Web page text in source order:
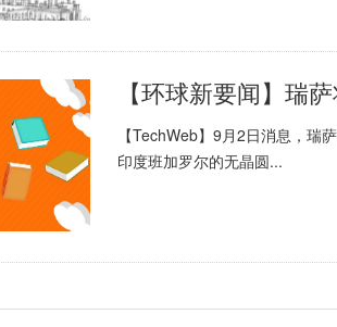
【TechWeb】9月2日消息，瑞
印度班加罗尔的无晶圆...